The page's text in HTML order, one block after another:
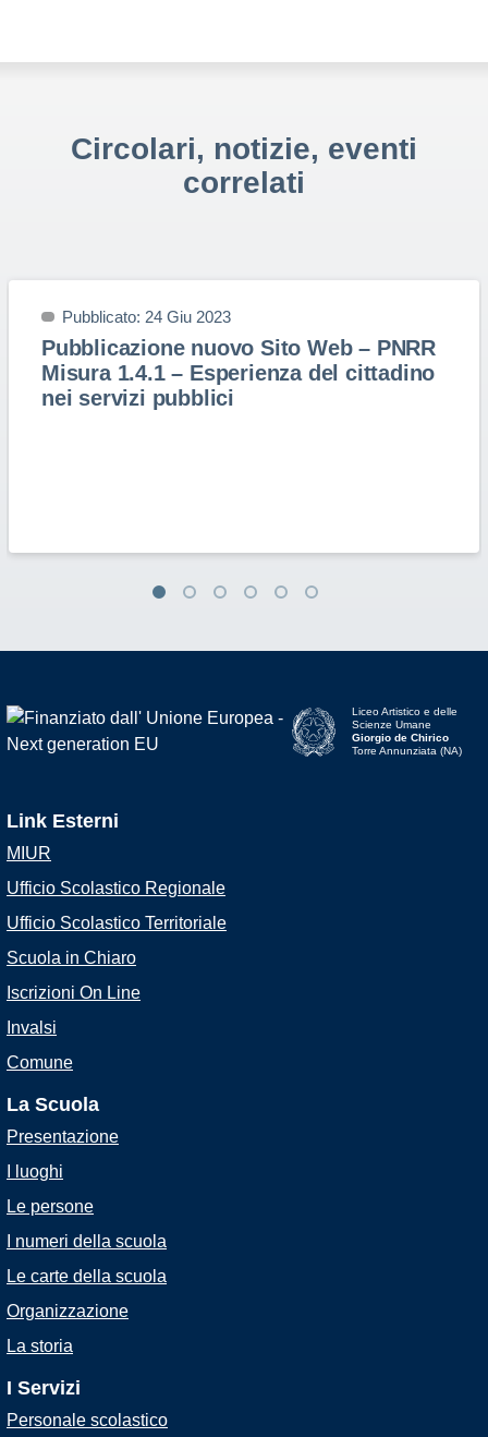
Circolari, notizie, eventi
correlati
Pubblicato: 24 Giu 2023
Pubblicazione nuovo Sito Web – PNRR
Misura 1.4.1 – Esperienza del cittadino
nei servizi pubblici
Liceo Artistico e delle
Scienze Umane
Giorgio de Chirico
Torre Annunziata (NA)
Link Esterni
MIUR
Ufficio Scolastico Regionale
Ufficio Scolastico Territoriale
Scuola in Chiaro
Iscrizioni On Line
Invalsi
Comune
La Scuola
Presentazione
I luoghi
Le persone
I numeri della scuola
Le carte della scuola
Organizzazione
La storia
I Servizi
Personale scolastico